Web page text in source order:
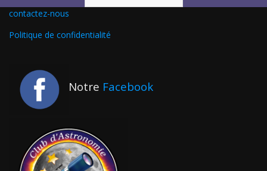
contactez-nous
Politique de confidentialité
Notre Facebook